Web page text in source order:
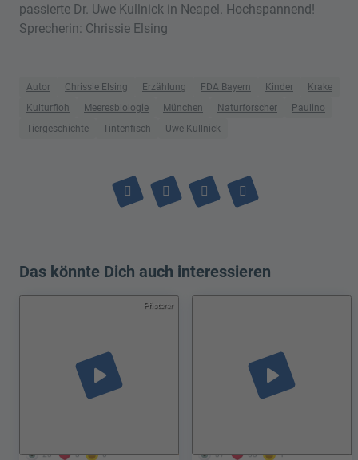
passierte Dr. Uwe Kullnick in Neapel. Hochspannend!
Sprecherin: Chrissie Elsing
Autor Chrissie Elsing Erzählung FDA Bayern Kinder
Krake
Kulturfloh
Meeresbiologie München Naturforscher
Paulino
Tiergeschichte
Tintenfisch Uwe Kullnick
Das könnte Dich auch interessieren
Pfisterer
23 3 0
play_arrow
37 63 1
play_arrow